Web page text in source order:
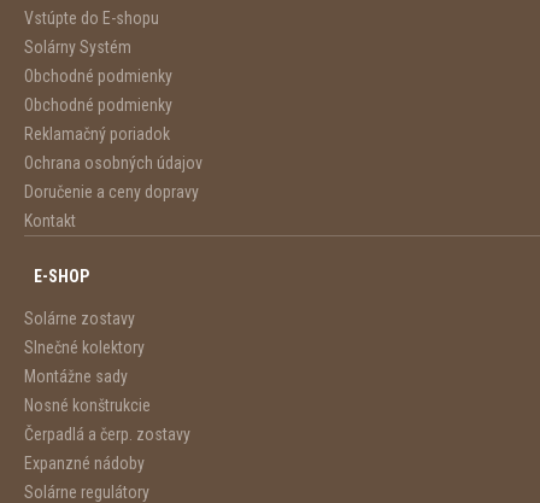
Vstúpte do E-shopu
Solárny Systém
Obchodné podmienky
Obchodné podmienky
Reklamačný poriadok
Ochrana osobných údajov
Doručenie a ceny dopravy
Kontakt
E-SHOP
Solárne zostavy
Slnečné kolektory
Montážne sady
Nosné konštrukcie
Čerpadlá a čerp. zostavy
Expanzné nádoby
Solárne regulátory